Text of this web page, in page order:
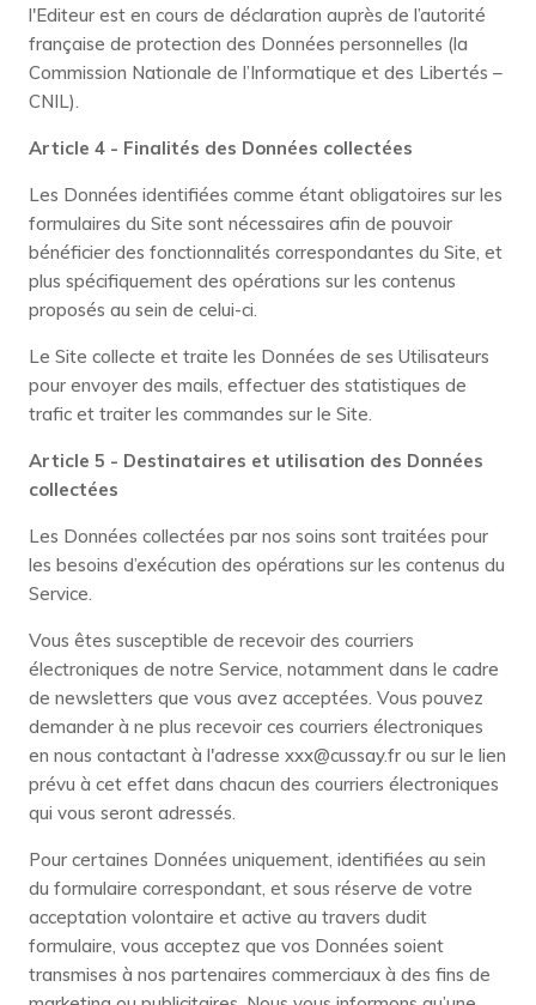
l'Editeur est en cours de déclaration auprès de l’autorité
française de protection des Données personnelles (la
Commission Nationale de l’Informatique et des Libertés –
CNIL).
Article 4 - Finalités des Données collectées
Les Données identifiées comme étant obligatoires sur les
formulaires du Site sont nécessaires afin de pouvoir
bénéficier des fonctionnalités correspondantes du Site, et
plus spécifiquement des opérations sur les contenus
proposés au sein de celui-ci.
Le Site collecte et traite les Données de ses Utilisateurs
pour envoyer des mails, effectuer des statistiques de
trafic et traiter les commandes sur le Site.
Article 5 - Destinataires et utilisation des Données
collectées
Les Données collectées par nos soins sont traitées pour
les besoins d’exécution des opérations sur les contenus du
Service.
Vous êtes susceptible de recevoir des courriers
électroniques de notre Service, notamment dans le cadre
de newsletters que vous avez acceptées. Vous pouvez
demander à ne plus recevoir ces courriers électroniques
en nous contactant à l'adresse xxx@cussay.fr ou sur le lien
prévu à cet effet dans chacun des courriers électroniques
qui vous seront adressés.
Pour certaines Données uniquement, identifiées au sein
du formulaire correspondant, et sous réserve de votre
acceptation volontaire et active au travers dudit
formulaire, vous acceptez que vos Données soient
transmises à nos partenaires commerciaux à des fins de